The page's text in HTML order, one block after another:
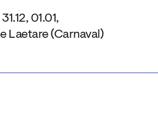
01.01,
Laetare (Carnaval)